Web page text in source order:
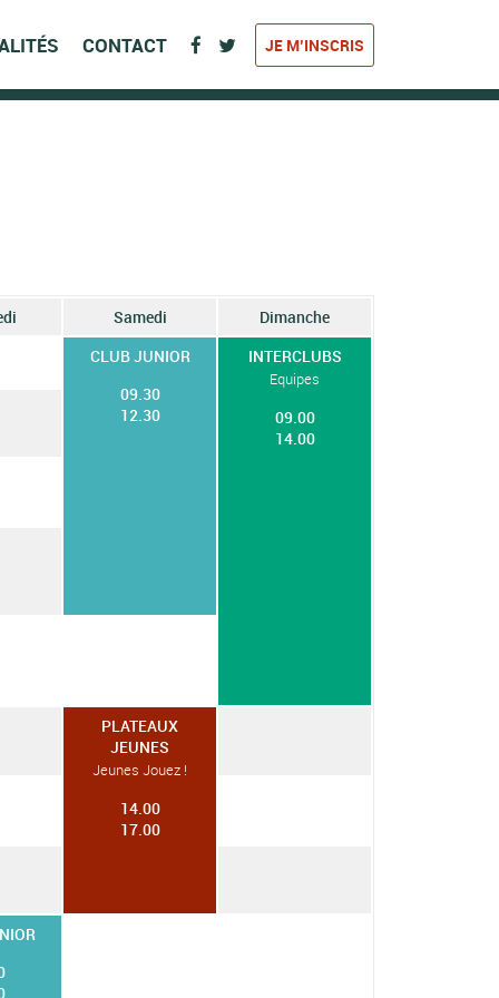
CONTACT JE M’INSCRIS
Samedi Dimanche
CLUB JUNIOR
09.30
12.30
INTERCLUBS
Equipes
09.00
14.00
PLATEAUX
JEUNES
Jeunes Jouez !
14.00
17.00